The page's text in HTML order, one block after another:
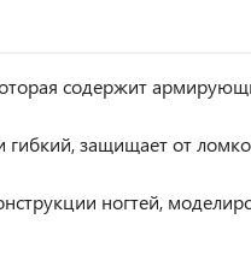
содержит
защищает от
ногтей,